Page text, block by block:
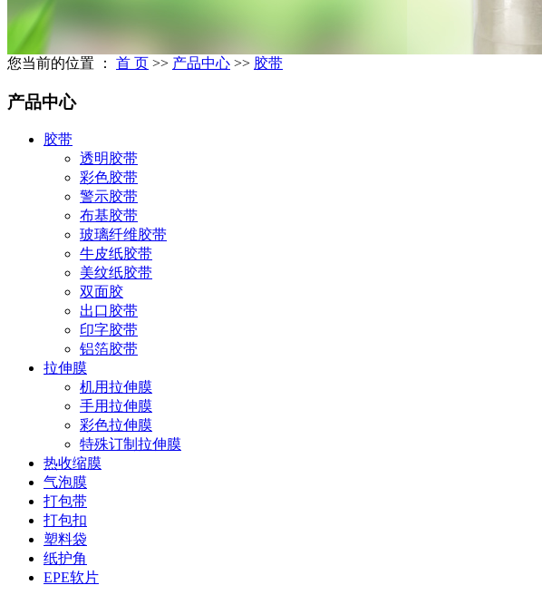
您当前的位置 ： 首 页 >> 产品中心 >> 胶带
产品中心
胶带
透明胶带
彩色胶带
警示胶带
布基胶带
玻璃纤维胶带
牛皮纸胶带
美纹纸胶带
双面胶
出口胶带
印字胶带
铝箔胶带
拉伸膜
机用拉伸膜
手用拉伸膜
彩色拉伸膜
特殊订制拉伸膜
热收缩膜
气泡膜
打包带
打包扣
塑料袋
纸护角
EPE软片